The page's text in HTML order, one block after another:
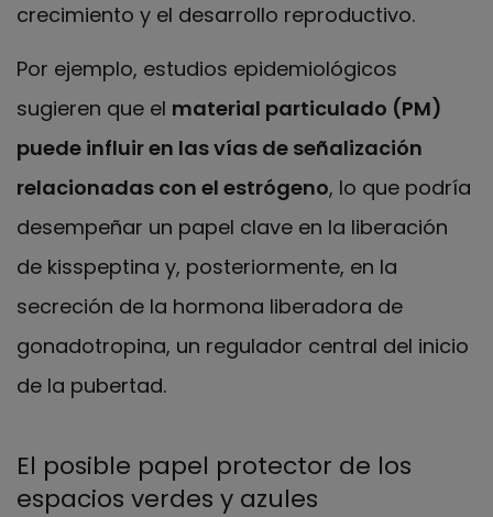
crecimiento y el desarrollo reproductivo.
Por ejemplo, estudios epidemiológicos
sugieren que el material particulado (PM)
puede influir en las vías de señalización
relacionadas con el estrógeno, lo que podría
desempeñar un papel clave en la liberación
de kisspeptina y, posteriormente, en la
secreción de la hormona liberadora de
gonadotropina, un regulador central del inicio
de la pubertad.
El posible papel protector de los
espacios verdes y azules